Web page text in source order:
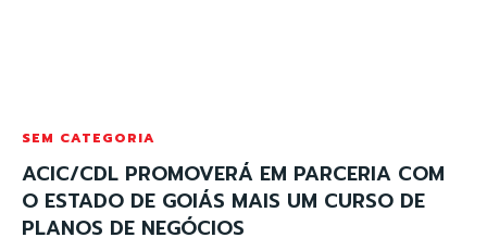
SEM CATEGORIA
ACIC/CDL PROMOVERÁ EM PARCERIA COM
O ESTADO DE GOIÁS MAIS UM CURSO DE
PLANOS DE NEGÓCIOS